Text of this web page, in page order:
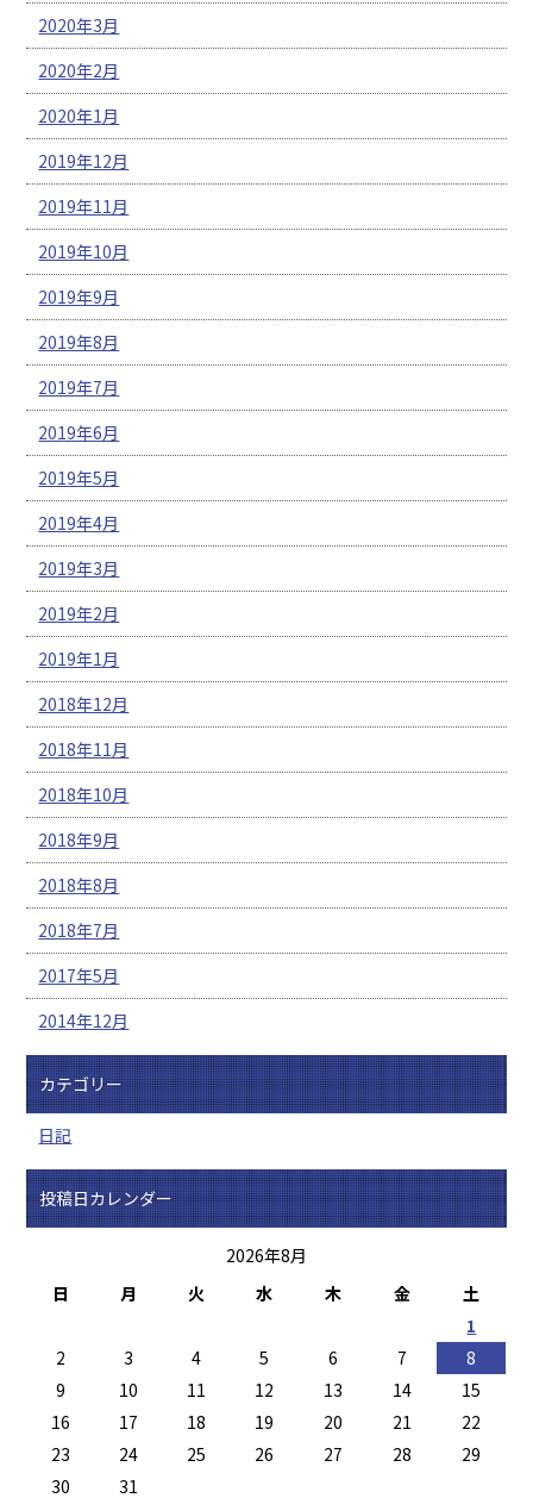
2020年3月
2020年2月
2020年1月
2019年12月
2019年11月
2019年10月
2019年9月
2019年8月
2019年7月
2019年6月
2019年5月
2019年4月
2019年3月
2019年2月
2019年1月
2018年12月
2018年11月
2018年10月
2018年9月
2018年8月
2018年7月
2017年5月
2014年12月
カテゴリー
日記
投稿日カレンダー
2026年8月
日
月 火 水 木 金
土
1
2
3 4 5 6 7
8
9
10 11 12 13 14
15
16
17 18 19 20 21
22
23
24 25 26 27 28
29
30
31